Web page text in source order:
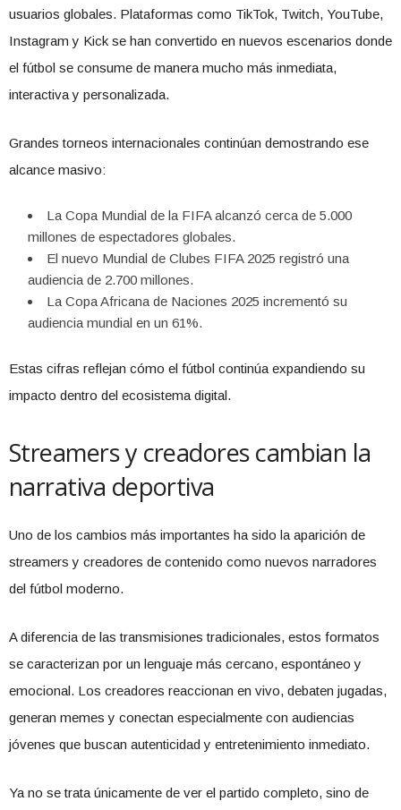
usuarios globales. Plataformas como TikTok, Twitch, YouTube,
Instagram y Kick se han convertido en nuevos escenarios donde
el fútbol se consume de manera mucho más inmediata,
interactiva y personalizada.
Grandes torneos internacionales continúan demostrando ese
alcance masivo:
La Copa Mundial de la FIFA alcanzó cerca de 5.000
millones de espectadores globales.
El nuevo Mundial de Clubes FIFA 2025 registró una
audiencia de 2.700 millones.
La Copa Africana de Naciones 2025 incrementó su
audiencia mundial en un 61%.
Estas cifras reflejan cómo el fútbol continúa expandiendo su
impacto dentro del ecosistema digital.
Streamers y creadores cambian la
narrativa deportiva
Uno de los cambios más importantes ha sido la aparición de
streamers y creadores de contenido como nuevos narradores
del fútbol moderno.
A diferencia de las transmisiones tradicionales, estos formatos
se caracterizan por un lenguaje más cercano, espontáneo y
emocional. Los creadores reaccionan en vivo, debaten jugadas,
generan memes y conectan especialmente con audiencias
jóvenes que buscan autenticidad y entretenimiento inmediato.
Ya no se trata únicamente de ver el partido completo, sino de